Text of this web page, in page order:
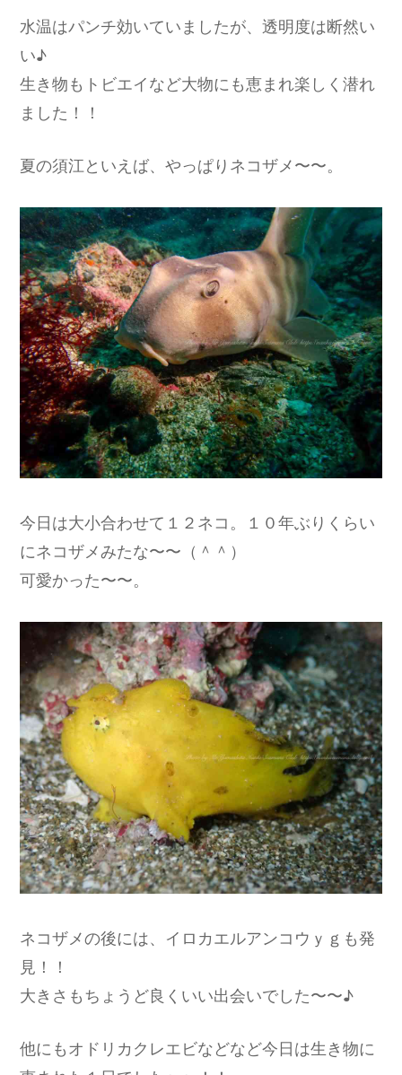
水温はパンチ効いていましたが、透明度は断然い
い♪
生き物もトビエイなど大物にも恵まれ楽しく潜れ
ました！！
夏の須江といえば、やっぱりネコザメ〜〜。
今日は大小合わせて１２ネコ。１０年ぶりくらい
にネコザメみたな〜〜（＾＾）
可愛かった〜〜。
ネコザメの後には、イロカエルアンコウｙｇも発
見！！
大きさもちょうど良くいい出会いでした〜〜♪
他にもオドリカクレエビなどなど今日は生き物に